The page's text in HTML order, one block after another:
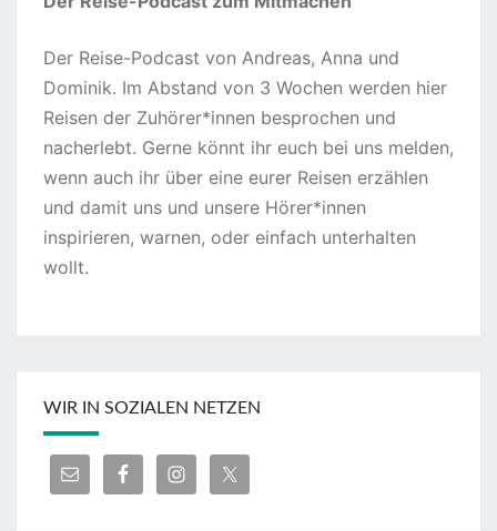
Der Reise-Podcast von Andreas, Anna und
Dominik. Im Abstand von 3 Wochen werden hier
Reisen der Zuhörer*innen besprochen und
nacherlebt. Gerne könnt ihr euch bei uns melden,
wenn auch ihr über eine eurer Reisen erzählen
und damit uns und unsere Hörer*innen
inspirieren, warnen, oder einfach unterhalten
wollt.
WIR IN SOZIALEN NETZEN